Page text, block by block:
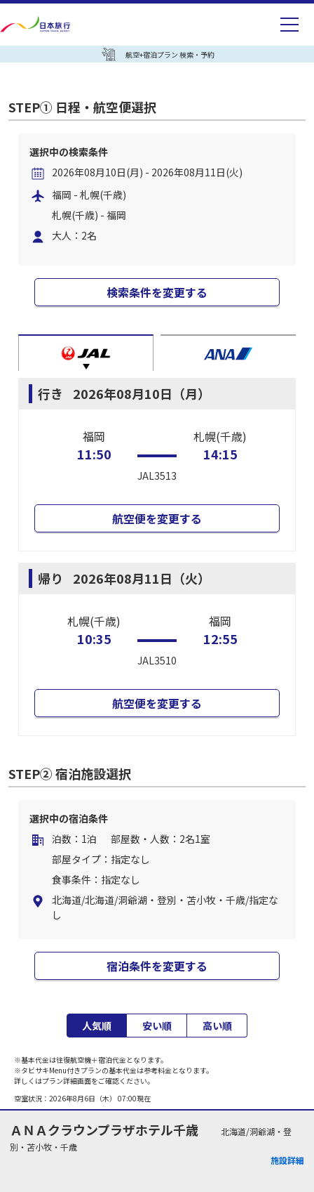
航空+宿泊プラン 検索・予約
STEP① 日程・航空便選択
選択中の検索条件
2026年08月10日(月) - 2026年08月11日(火)
福岡 - 札幌(千歳)
札幌(千歳) - 福岡
大人：2名
検索条件を変更する
行き 2026年08月10日（月）
福岡
11:50
JAL3513
札幌(千歳)
14:15
航空便を変更する
帰り 2026年08月11日（火）
札幌(千歳)
10:35
JAL3510
福岡
12:55
航空便を変更する
STEP② 宿泊施設選択
選択中の宿泊条件
泊数：1泊
部屋数・人数：2名1室
部屋タイプ：指定なし
食事条件：指定なし
北海道/北海道/洞爺湖・登別・苫小牧・千歳/指定な
し
宿泊条件を変更する
人気順 安い順 高い順
※基本代金は往復航空機＋宿泊代金となります。
※タビサキMenu付きプランの基本代金は参考料金となります。
詳しくはプラン詳細画面をご確認ください。
空室状況： 2026年8月6日（木） 07:00現在
ＡＮＡクラウンプラザホテル千歳
北海道/洞爺湖・登
別・苫小牧・千歳
施設詳細